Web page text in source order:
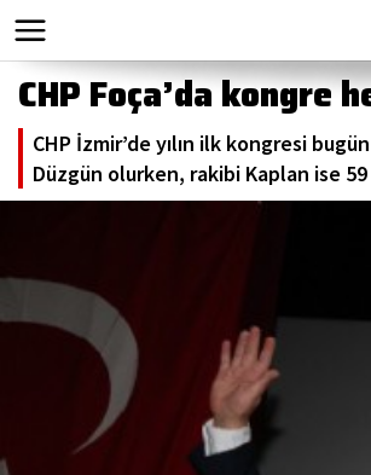
CHP Foça’da kongre
CHP İzmir’de yılın ilk kongresi
Düzgün olurken, rakibi Kaplan ise